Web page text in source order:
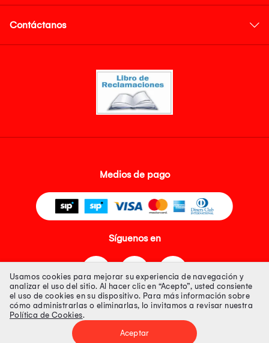
Contáctanos
Medios de pago
Síguenos en
Tienda 100% Segura
Usamos cookies para mejorar su experiencia de navegación y
analizar el uso del sitio. Al hacer clic en “Acepto”, usted consiente
el uso de cookies en su dispositivo. Para más información sobre
cómo administrarlas o eliminarlas, lo invitamos a revisar nuestra
Política de Cookies.
Aceptar